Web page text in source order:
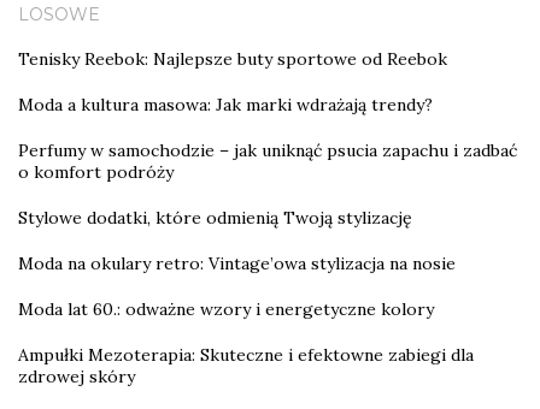
LOSOWE
Tenisky Reebok: Najlepsze buty sportowe od Reebok
Moda a kultura masowa: Jak marki wdrażają trendy?
Perfumy w samochodzie – jak uniknąć psucia zapachu i zadbać
o komfort podróży
Stylowe dodatki, które odmienią Twoją stylizację
Moda na okulary retro: Vintage’owa stylizacja na nosie
Moda lat 60.: odważne wzory i energetyczne kolory
Ampułki Mezoterapia: Skuteczne i efektowne zabiegi dla
zdrowej skóry